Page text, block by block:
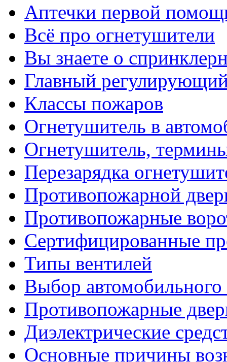
Аптечки первой
Всё про огнетушители
Вы знаете о
Главный
Классы пожаров
Огнетушитель в
Огнетушитель,
Перезарядка
Противопожарной
Противопожарные
Сертифицированные
Типы вентилей
Выбор автомобильного
Противопожарные
Диэлектрические
Основные причины